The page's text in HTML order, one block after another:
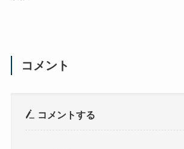
コメント
コメントする